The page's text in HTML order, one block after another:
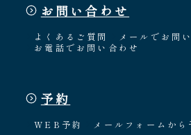
お問い合わせ
よくあるご質問
メールでお問
お電話でお問い合わせ
予約
WEB予約 メールフォームから